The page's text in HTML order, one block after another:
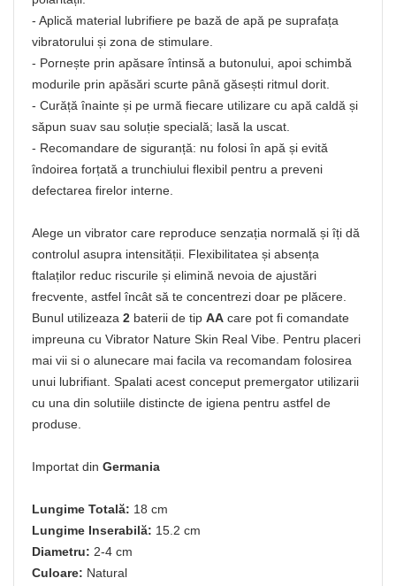
- Aplică material lubrifiere pe bază de apă pe suprafața
vibratorului și zona de stimulare.
- Pornește prin apăsare întinsă a butonului, apoi schimbă
modurile prin apăsări scurte până găsești ritmul dorit.
- Curăță înainte și pe urmă fiecare utilizare cu apă caldă și
săpun suav sau soluție specială; lasă la uscat.
- Recomandare de siguranță: nu folosi în apă și evită
îndoirea forțată a trunchiului flexibil pentru a preveni
defectarea firelor interne.
Alege un vibrator care reproduce senzația normală și îți dă
controlul asupra intensității. Flexibilitatea și absența
ftalaților reduc riscurile și elimină nevoia de ajustări
frecvente, astfel încât să te concentrezi doar pe plăcere.
Bunul utilizeaza 2 baterii de tip AA care pot fi comandate
impreuna cu Vibrator Nature Skin Real Vibe. Pentru placeri
mai vii si o alunecare mai facila va recomandam folosirea
unui lubrifiant. Spalati acest conceput premergator utilizarii
cu una din solutiile distincte de igiena pentru astfel de
produse.
Importat din Germania
Lungime Totală: 18 cm
Lungime Inserabilă: 15.2 cm
Diametru: 2-4 cm
Culoare: Natural